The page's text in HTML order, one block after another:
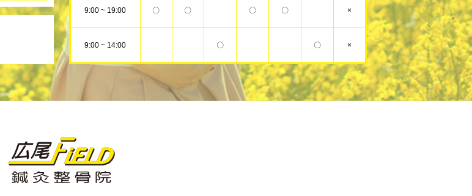
9:00 ~ 19:00 〇 〇 〇 〇 ×
9:00 ~ 14:00 〇 〇 ×